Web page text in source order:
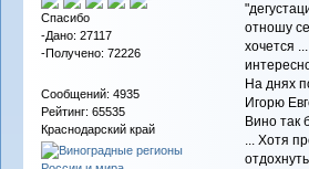
Спасибо
-Дано: 27117
-Получено: 72226
Сообщений: 4935
Рейтинг: 65535
Краснодарский край
отношу
хочется
На днях
Игорю
Вино так
... Хотя